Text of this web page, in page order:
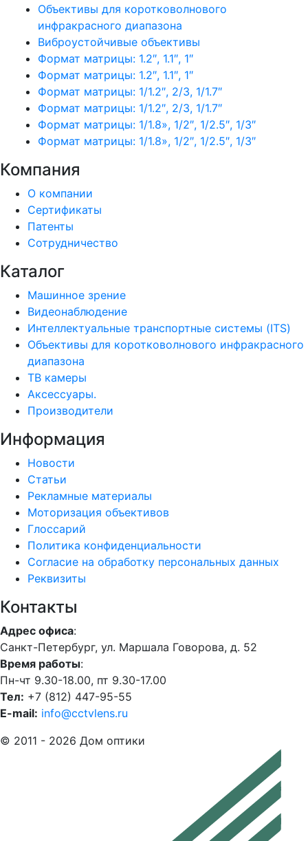
Объективы для коротковолнового
инфракрасного диапазона
Виброустойчивые объективы
Формат матрицы: 1.2″, 1.1″, 1″
Формат матрицы: 1.2″, 1.1″, 1″
Формат матрицы: 1/1.2″, 2/3, 1/1.7″
Формат матрицы: 1/1.2″, 2/3, 1/1.7″
Формат матрицы: 1/1.8», 1/2″, 1/2.5″, 1/3″
Формат матрицы: 1/1.8», 1/2″, 1/2.5″, 1/3″
Компания
О компании
Сертификаты
Патенты
Сотрудничество
Каталог
Машинное зрение
Видеонаблюдение
Интеллектуальные транспортные системы (ITS)
Объективы для коротковолнового инфракрасного
диапазона
ТВ камеры
Аксессуары.
Производители
Информация
Новости
Статьи
Рекламные материалы
Моторизация объективов
Глоссарий
Политика конфиденциальности
Согласие на обработку персональных данных
Реквизиты
Контакты
Адрес офиса:
Санкт-Петербург, ул. Маршала Говорова, д. 52
Время работы:
Пн-чт 9.30-18.00, пт 9.30-17.00
Тел: +7 (812) 447-95-55
E-mail: info@cctvlens.ru
© 2011 - 2026 Дом оптики